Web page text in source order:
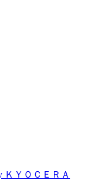
ＫＹＯＣＥＲＡ